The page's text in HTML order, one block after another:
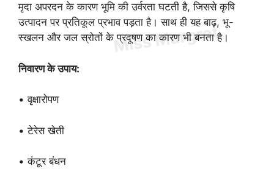
मृदा अपरदन के कारण भूमि की उर्वरता घटती है, जिससे कृषि
उत्पादन पर प्रतिकूल प्रभाव पड़ता है। साथ ही यह बाढ़, भू-
स्खलन और जल स्रोतों के प्रदूषण का कारण भी बनता है।
निवारण के उपाय:
• वृक्षारोपण
• टेरेस खेती
• कंटूर बंधन